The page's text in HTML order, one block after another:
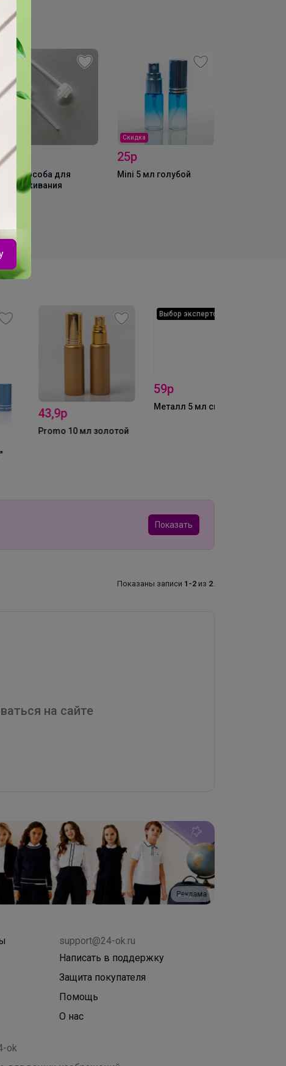
10р
Приспособа для
отпшикивания
Скидка
25р
Mini 5 мл голубой
43,9р
Promo 10 мл золотой
Выбор экспертов
Металл 5 мл синий
Показать
Показаны записи 1-2 из 2.
на сайте
Реклама
support@24-ok.ru
Написать в поддержку
Защита покупателя
Помощь
О нас
ok